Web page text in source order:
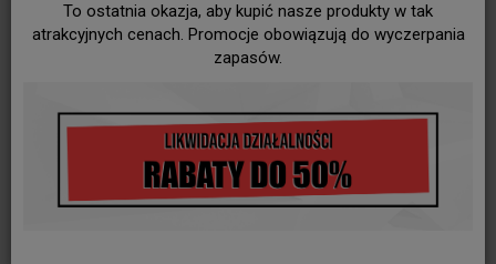
To ostatnia okazja, aby kupić nasze produkty w tak
atrakcyjnych cenach. Promocje obowiązują do wyczerpania
zapasów.